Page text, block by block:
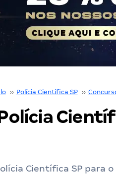
›› Polícia Científica SP ››
Científica SP para